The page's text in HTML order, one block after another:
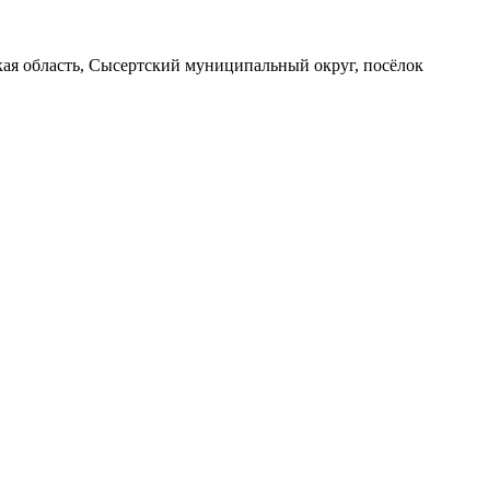
область, Сысертский муниципальный округ, посёлок